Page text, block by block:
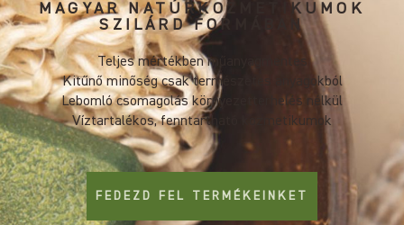
MAGYAR NATÚRKOZMETIKUMOK
SZILÁRD FORMÁBAN
Teljes mértékben műanyagmentes
Kitűnő minőség csak természetes anyagokból
Lebomló csomagolás környezetterhelés nélkül
Víztartalékos, fenntartható kozmetikumok
FEDEZD FEL TERMÉKEINKET